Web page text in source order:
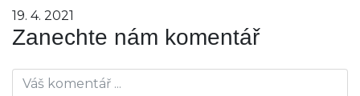
19. 4. 2021
Zanechte nám komentář